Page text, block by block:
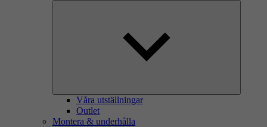
Våra utställningar
Outlet
Montera & underhålla